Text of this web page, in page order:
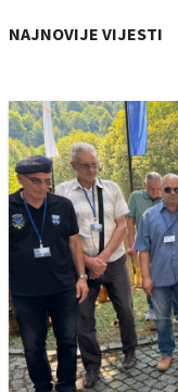
NAJNOVIJE VIJESTI